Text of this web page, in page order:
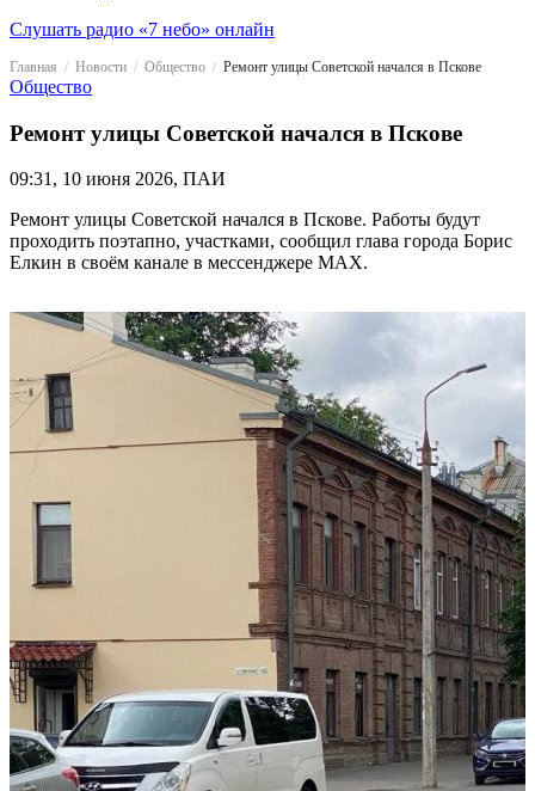
Слушать радио «7 небо» онлайн
Главная Новости Общество Ремонт улицы Советской начался в Пскове
Общество
Ремонт улицы Советской начался в Пскове
09:31, 10 июня 2026, ПАИ
Ремонт улицы Советской начался в Пскове. Работы будут
проходить поэтапно, участками, сообщил глава города Борис
Елкин в своём канале в мессенджере MAX.